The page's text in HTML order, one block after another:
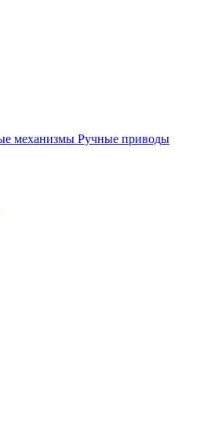
механизмы Ручные приводы